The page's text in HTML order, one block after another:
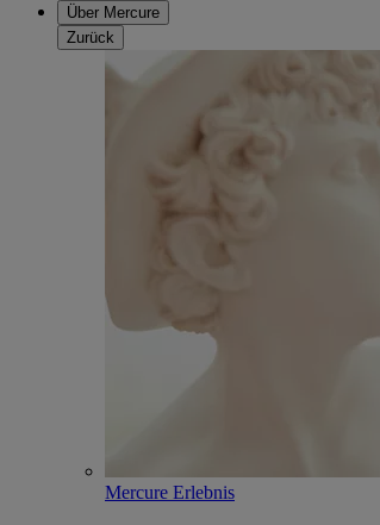
Über Mercure
Zurück
Mercure Erlebnis